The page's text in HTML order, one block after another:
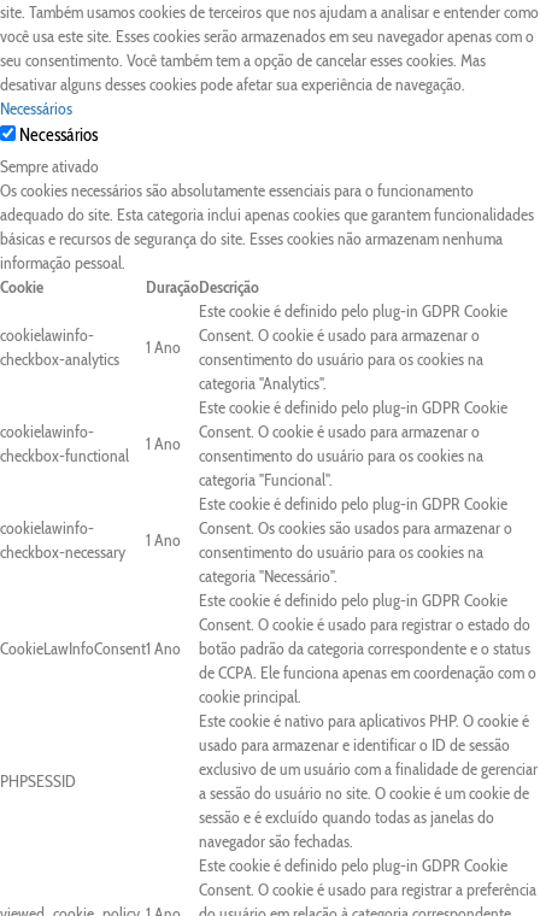
site. Também usamos cookies de terceiros que nos ajudam a analisar e entender como
você usa este site. Esses cookies serão armazenados em seu navegador apenas com o
seu consentimento. Você também tem a opção de cancelar esses cookies. Mas
desativar alguns desses cookies pode afetar sua experiência de navegação.
Necessários
Necessários
Sempre ativado
Os cookies necessários são absolutamente essenciais para o funcionamento
adequado do site. Esta categoria inclui apenas cookies que garantem funcionalidades
básicas e recursos de segurança do site. Esses cookies não armazenam nenhuma
informação pessoal.
Cookie
DuraçãoDescrição
cookielawinfo-
checkbox-analytics
1 Ano
Este cookie é definido pelo plug-in GDPR Cookie
Consent. O cookie é usado para armazenar o
consentimento do usuário para os cookies na
categoria "Analytics".
cookielawinfo-
checkbox-functional
1 Ano
Este cookie é definido pelo plug-in GDPR Cookie
Consent. O cookie é usado para armazenar o
consentimento do usuário para os cookies na
categoria "Funcional".
cookielawinfo-
checkbox-necessary
1 Ano
Este cookie é definido pelo plug-in GDPR Cookie
Consent. Os cookies são usados para armazenar o
consentimento do usuário para os cookies na
categoria "Necessário".
CookieLawInfoConsent1 Ano
Este cookie é definido pelo plug-in GDPR Cookie
Consent. O cookie é usado para registrar o estado do
botão padrão da categoria correspondente e o status
de CCPA. Ele funciona apenas em coordenação com o
cookie principal.
PHPSESSID
Este cookie é nativo para aplicativos PHP. O cookie é
usado para armazenar e identificar o ID de sessão
exclusivo de um usuário com a finalidade de gerenciar
a sessão do usuário no site. O cookie é um cookie de
sessão e é excluído quando todas as janelas do
navegador são fechadas.
Este cookie é definido pelo plug-in GDPR Cookie
Consent. O cookie é usado para registrar a preferência